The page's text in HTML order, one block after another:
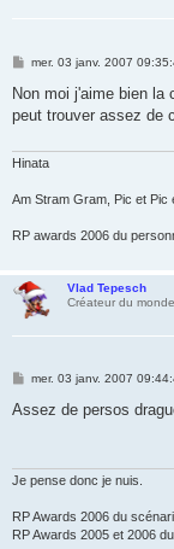
M
s
a
mer. 03 janv. 2007
Non moi j'aime bien la
peut trouver assez de
Hinata
Am Stram Gram, Pic et Pic
RP awards 2006 du
Vlad Tepesch
Créateur du monde
M
s
mer. 03 janv. 2007
Assez de persos
Je pense donc je nuis.
RP Awards 2006 du
RP Awards 2005 et 2006